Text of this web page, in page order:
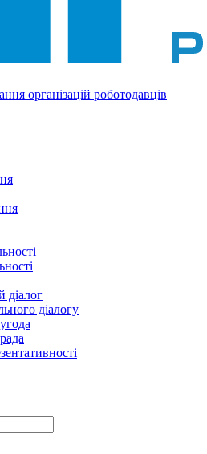
організацій роботодавців
діалог
діалогу